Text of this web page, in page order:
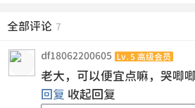
全部评论 7
df18062200605 Lv.5 高级会员
老大，可以便宜点嘛，哭唧唧
回复 收起回复